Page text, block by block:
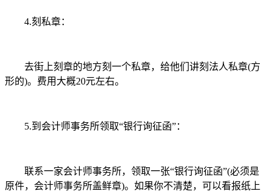
4.刻私章：
去街上刻章的地方刻一个私章，给他们讲刻法人私章(方
形的)。费用大概20元左右。
5.到会计师事务所领取“银行询征函”：
联系一家会计师事务所，领取一张“银行询征函”(必须是
原件，会计师事务所盖鲜章)。如果你不清楚，可以看报纸上